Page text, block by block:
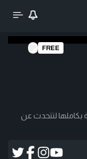
FREE
بكاملها لتتحدث عن